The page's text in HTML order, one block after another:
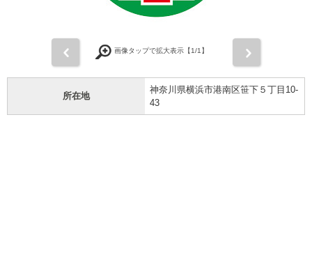
画像タップで拡大表示【1/1】
所在地
神奈川県横浜市港南区笹下５丁目10-
43